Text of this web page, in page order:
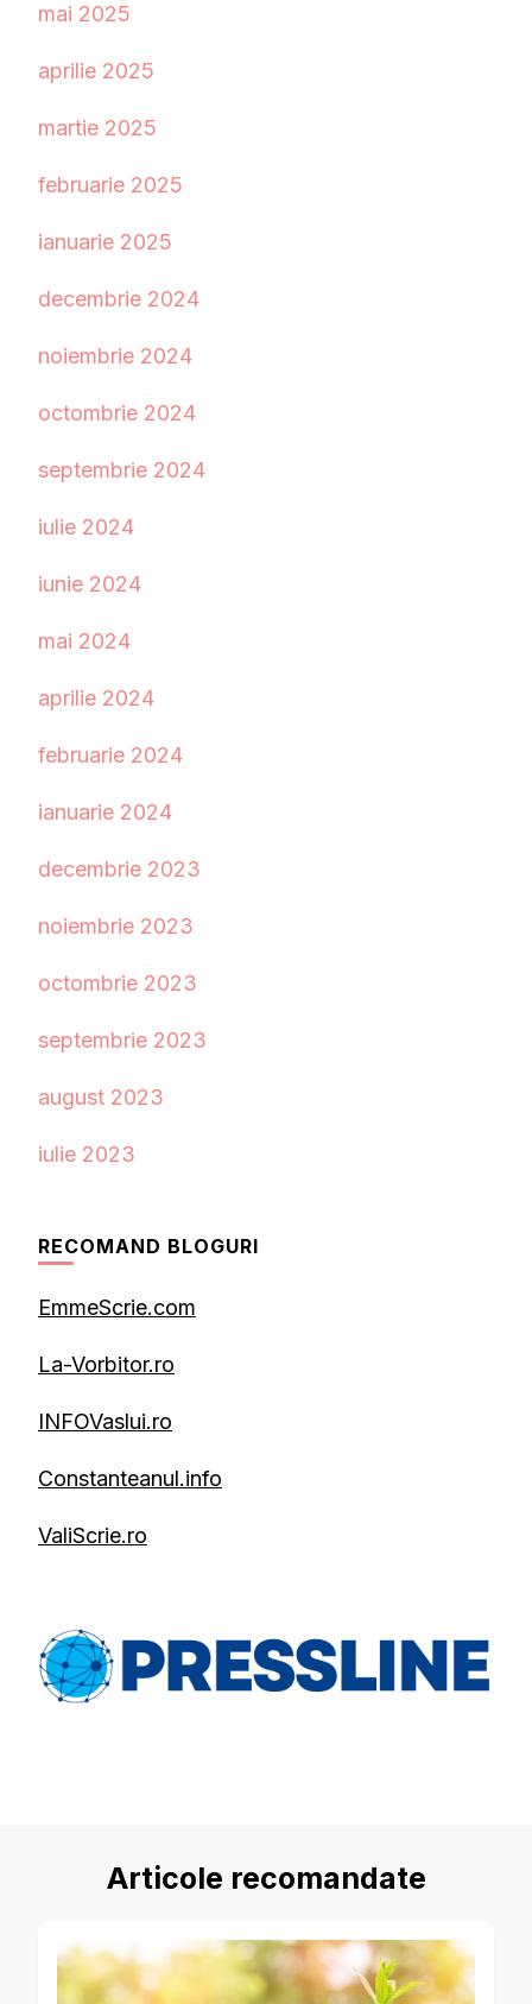
mai 2025
aprilie 2025
martie 2025
februarie 2025
ianuarie 2025
decembrie 2024
noiembrie 2024
octombrie 2024
septembrie 2024
iulie 2024
iunie 2024
mai 2024
aprilie 2024
februarie 2024
ianuarie 2024
decembrie 2023
noiembrie 2023
octombrie 2023
septembrie 2023
august 2023
iulie 2023
RECOMAND BLOGURI
EmmeScrie.com
La-Vorbitor.ro
INFOVaslui.ro
Constanteanul.info
ValiScrie.ro
Articole recomandate